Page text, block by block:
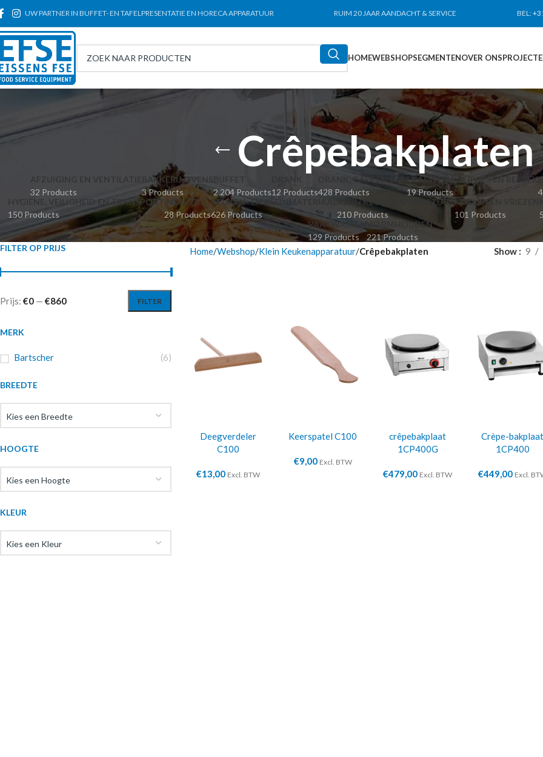
UW PARTNER IN BUFFET- EN TAFELPRESENTATIE EN HORECA APPARATUUR RUIM 20 JAAR AANDACHT & SERVICE BEL:
HOMEWEBSHOPSEGMENTENOVER ONS
Crêpebakplaten
AFZUIGING EN VENTILATIE
32 Products
BAKKERIJ OVENS
3 Products
BUFFET
2.204 Products12 Products
DRANK, CAFÉ EN BAR
428 Products
GLASWERK, SERVIES EN BESTEK
19 Products
HYGIËNE, VEILIGHEID EN TRANSPORT
150 Products
INDUCTIE
28 Products
KEUKEN- EN KLEINMATERIAAL
626 Products
KLEIN KEUKENAPPARATUUR
210 Products
KOELEN EN VRIEZEN
101 Products
VAATWASSEN
129 Products
WARMHOUDEN
221 Products
FILTER OP PRIJS
FILTER
Prijs: €0 — €860
MERK
Bartscher (6)
BREEDTE
Kies een Breedte
HOOGTE
Kies een Hoogte
KLEUR
Kies een Kleur
Home Webshop Klein Keukenapparatuur Crêpebakplaten Show 9
Deegverdeler
C100
€13,00 Excl. BTW
Keerspatel C100
€9,00 Excl. BTW
crêpebakplaat
1CP400G
€479,00 Excl. BTW
Crèpe-bakplaat
1CP400
€449,00 Excl.